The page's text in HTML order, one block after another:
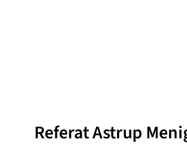
Referat Astrup